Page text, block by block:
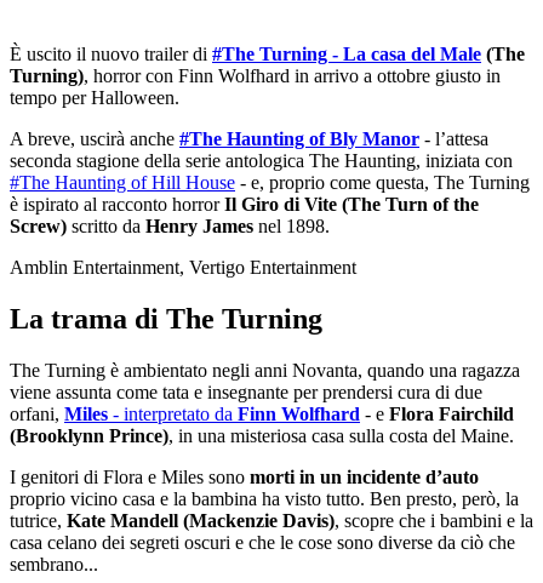
È uscito il nuovo trailer di #The Turning - La casa del Male (The
Turning), horror con Finn Wolfhard in arrivo a ottobre giusto in
tempo per Halloween.
A breve, uscirà anche #The Haunting of Bly Manor - l’attesa
seconda stagione della serie antologica The Haunting, iniziata con
#The Haunting of Hill House - e, proprio come questa, The Turning
è ispirato al racconto horrorIl Giro di Vite (The Turn of the
Screw) scritto da Henry James nel 1898.
Amblin Entertainment, Vertigo Entertainment
La trama di The Turning
The Turning è ambientato negli anni Novanta, quando una ragazza
viene assunta come tata e insegnante per prendersi cura di due
orfani, Miles - interpretato da Finn Wolfhard - e Flora Fairchild
(Brooklynn Prince), in una misteriosa casa sulla costa del Maine.
I genitori di Flora e Miles sono morti in un incidente d’auto
proprio vicino casa e la bambina ha visto tutto. Ben presto, però, la
tutrice, Kate Mandell (Mackenzie Davis), scopre che i bambini e la
casa celano dei segreti oscuri e che le cose sono diverse da ciò che
sembrano...